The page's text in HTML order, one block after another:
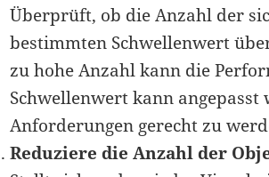
Überprüft, ob die Anzahl der
bestimmten Schwellenwert
zu hohe Anzahl kann die
Schwellenwert kann
Anforderungen gerecht zu
Reduziere die Anzahl der